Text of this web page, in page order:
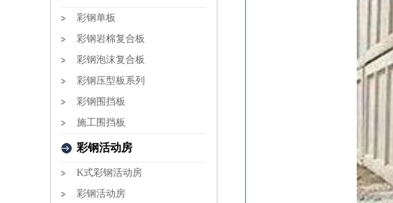
彩钢单板
彩钢岩棉复合板
彩钢泡沫复合板
彩钢压型板系列
彩钢围挡板
施工围挡板
彩钢活动房
K式彩钢活动房
彩钢活动房